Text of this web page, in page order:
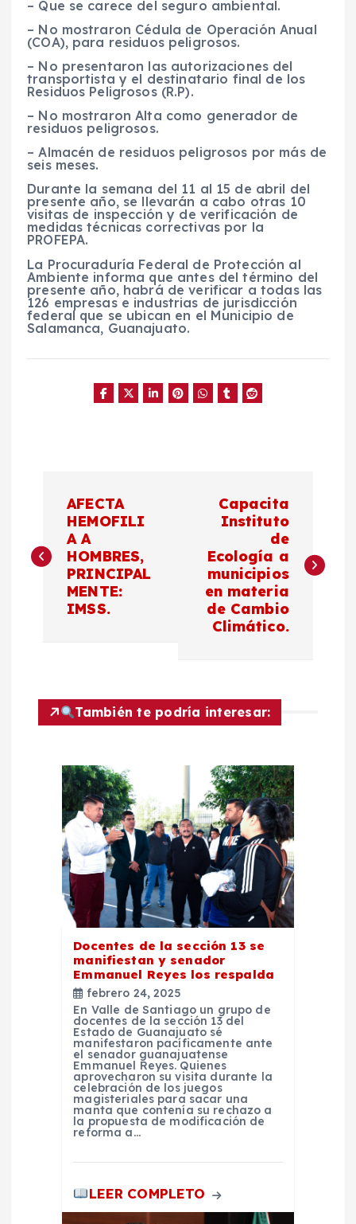
– Que se carece del seguro ambiental.
– No mostraron Cédula de Operación Anual
(COA), para residuos peligrosos.
– No presentaron las autorizaciones del
transportista y el destinatario final de los
Residuos Peligrosos (R.P).
– No mostraron Alta como generador de
residuos peligrosos.
– Almacén de residuos peligrosos por más de
seis meses.
Durante la semana del 11 al 15 de abril del
presente año, se llevarán a cabo otras 10
visitas de inspección y de verificación de
medidas técnicas correctivas por la
PROFEPA.
La Procuraduría Federal de Protección al
Ambiente informa que antes del término del
presente año, habrá de verificar a todas las
126 empresas e industrias de jurisdicción
federal que se ubican en el Municipio de
Salamanca, Guanajuato.
v
c
AFECTA
HEMOFILI
A A
HOMBRES,
PRINCIPAL
MENTE:
IMSS.
Capacita
Instituto
de
Ecología a
municipios
en materia
de Cambio
Climático.
También te podría interesar:
Docentes de la sección 13 se
manifiestan y senador
Emmanuel Reyes los respalda
febrero 24, 2025
En Valle de Santiago un grupo de
docentes de la sección 13 del
Estado de Guanajuato sé
manifestaron pacíficamente ante
el senador guanajuatense
Emmanuel Reyes. Quienes
aprovecharon su visita durante la
celebración de los juegos
magisteriales para sacar una
manta que contenía su rechazo a
la propuesta de modificación de
reforma a…
LEER COMPLETO